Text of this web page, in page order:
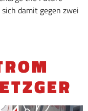
damit gegen zwei